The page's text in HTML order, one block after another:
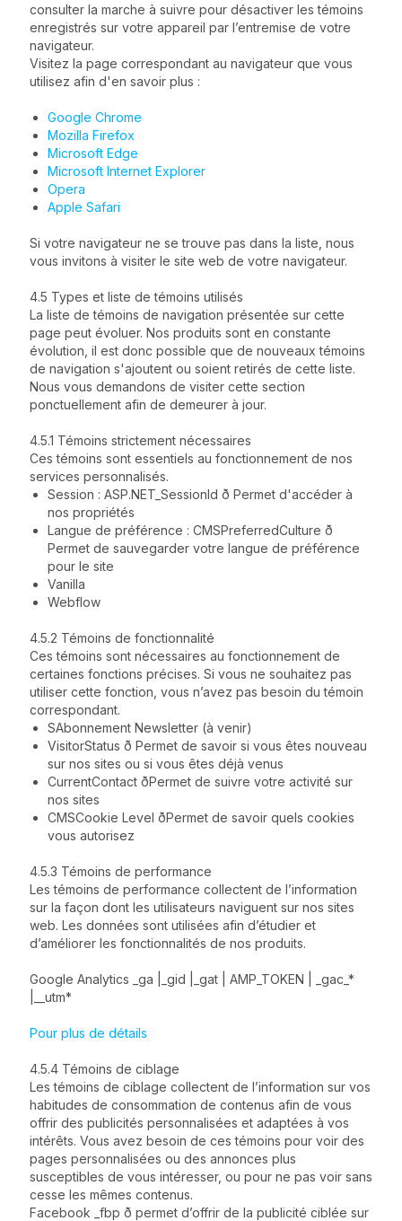
consulter la marche à suivre pour désactiver les témoins
enregistrés sur votre appareil par l’entremise de votre
navigateur.
Visitez la page correspondant au navigateur que vous
utilisez afin d'en savoir plus :
Google Chrome
Mozilla Firefox
Microsoft Edge
Microsoft Internet Explorer
Opera
Apple Safari
Si votre navigateur ne se trouve pas dans la liste, nous
vous invitons à visiter le site web de votre navigateur.
4.5 Types et liste de témoins utilisés
La liste de témoins de navigation présentée sur cette
page peut évoluer. Nos produits sont en constante
évolution, il est donc possible que de nouveaux témoins
de navigation s'ajoutent ou soient retirés de cette liste.
Nous vous demandons de visiter cette section
ponctuellement afin de demeurer à jour.
4.5.1 Témoins strictement nécessaires
Ces témoins sont essentiels au fonctionnement de nos
services personnalisés.
Session : ASP.NET_SessionId ð Permet d'accéder à
nos propriétés
Langue de préférence : CMSPreferredCulture ð
Permet de sauvegarder votre langue de préférence
pour le site
Vanilla
Webflow
4.5.2 Témoins de fonctionnalité
Ces témoins sont nécessaires au fonctionnement de
certaines fonctions précises. Si vous ne souhaitez pas
utiliser cette fonction, vous n’avez pas besoin du témoin
correspondant.
SAbonnement Newsletter (à venir)
VisitorStatus ð Permet de savoir si vous êtes nouveau
sur nos sites ou si vous êtes déjà venus
CurrentContact ðPermet de suivre votre activité sur
nos sites
CMSCookie Level ðPermet de savoir quels cookies
vous autorisez
4.5.3 Témoins de performance
Les témoins de performance collectent de l’information
sur la façon dont les utilisateurs naviguent sur nos sites
web. Les données sont utilisées afin d’étudier et
d’améliorer les fonctionnalités de nos produits.
Google Analytics _ga |_gid |_gat | AMP_TOKEN | _gac_*
|__utm*
Pour plus de détails
4.5.4 Témoins de ciblage
Les témoins de ciblage collectent de l’information sur vos
habitudes de consommation de contenus afin de vous
offrir des publicités personnalisées et adaptées à vos
intérêts. Vous avez besoin de ces témoins pour voir des
pages personnalisées ou des annonces plus
susceptibles de vous intéresser, ou pour ne pas voir sans
cesse les mêmes contenus.
Facebook _fbp ð permet d’offrir de la publicité ciblée sur